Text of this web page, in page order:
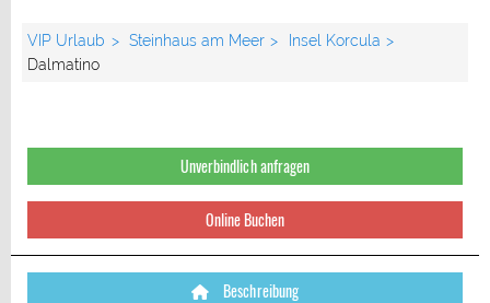
VIP Urlaub Steinhaus am Meer
Insel Korcula
Dalmatino
Unverbindlich anfragen
Online Buchen
Beschreibung